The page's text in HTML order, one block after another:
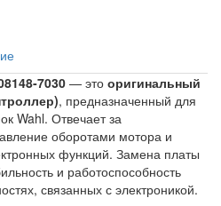
— это оригинальный
, предназначенный для
Wahl. Отвечает за
оборотами мотора и
функций. Замена платы
и работоспособность
связанных с электроникой.